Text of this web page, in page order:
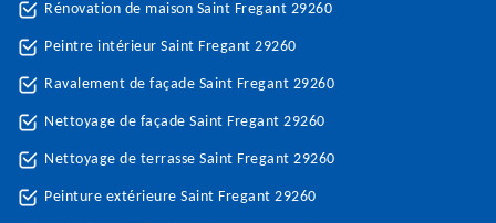
Rénovation de maison Saint Fregant 29260
Peintre intérieur Saint Fregant 29260
Ravalement de façade Saint Fregant 29260
Nettoyage de façade Saint Fregant 29260
Nettoyage de terrasse Saint Fregant 29260
Peinture extérieure Saint Fregant 29260